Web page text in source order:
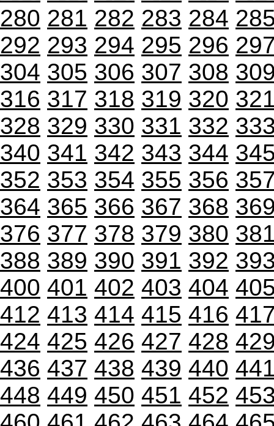
280 281 282 283 284
292 293 294 295 296
304 305 306 307 308
316 317 318 319 320
328 329 330 331 332
340 341 342 343 344
352 353 354 355 356
364 365 366 367 368
376 377 378 379 380
388 389 390 391 392
400 401 402 403 404
412 413 414 415 416
424 425 426 427 428
436 437 438 439 440
448 449 450 451 452